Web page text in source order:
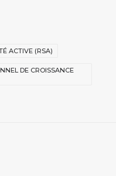
ACTIVE (RSA)
DE CROISSANCE